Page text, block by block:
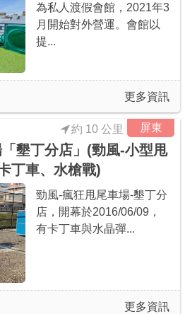
為私人渡假會館，2021年3
月開始對外營運。會館以
提...
更多資訊
屏東
墾丁分店」(勁風-小型甩
丁車、水槍戰)
約 10 公里
勁風-瘋狂甩尾車場-墾丁分
店，開幕於2016/06/09，
有卡丁車與水晶彈...
更多資訊